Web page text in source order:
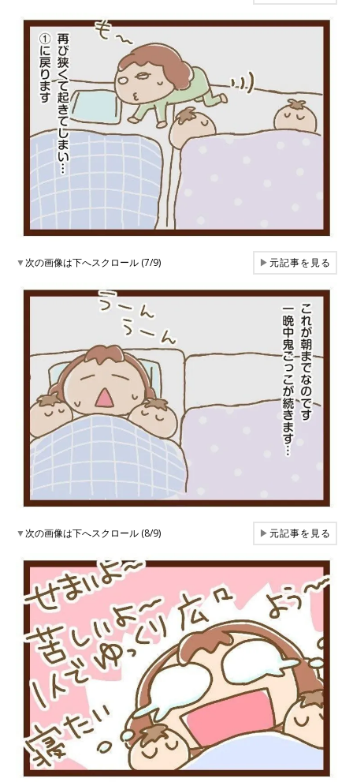
▼次の画像は下へスクロール (7/9) ▶元記事を見る
▼次の画像は下へスクロール (8/9) ▶元記事を見る